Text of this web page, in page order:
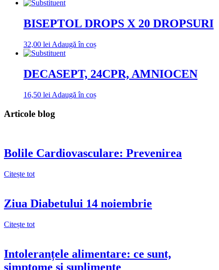
BISEPTOL DROPS X 20 DROPSURI
32,00 lei Adaugă în coș
DECASEPT, 24CPR, AMNIOCEN
16,50 lei Adaugă în coș
Articole blog
Bolile Cardiovasculare: Prevenirea
Citește tot
Ziua Diabetului 14 noiembrie
Citește tot
Intoleranțele alimentare: ce sunt,
simptome și suplimente